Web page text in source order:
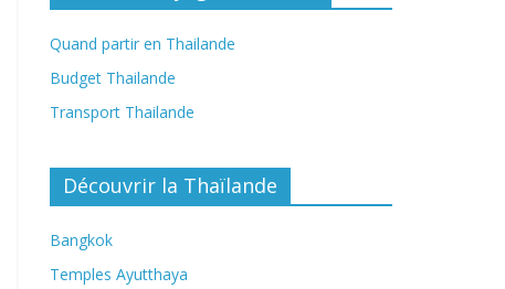
Quand partir en Thailande
Budget Thailande
Transport Thailande
Découvrir la Thaïlande
Bangkok
Temples Ayutthaya